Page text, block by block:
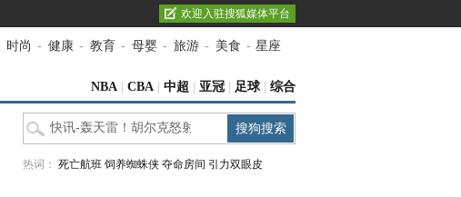
欢迎入驻搜狐媒体平台
时尚 - 健康 - 教育 - 母婴 - 旅游 - 美食 - 星座
NBA CBA 中超 亚冠 足球 综合
热词： 死亡航班 饲养蜘蛛侠 夺命房间 引力双眼皮